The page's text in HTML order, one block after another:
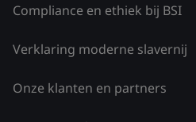
Compliance en ethiek bij BSI
Verklaring moderne slavernij
Onze klanten en partners